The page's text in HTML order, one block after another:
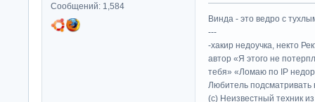
Сообщений: 1,584
Винда - это ведро с
---
-хакир недоучка, некто
автор «Я этого не
тебя» «Ломаю по IP
Любитель подсматривать
(c) Неизвестный техник